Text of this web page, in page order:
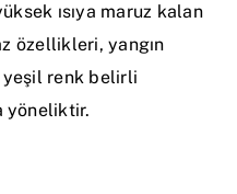
ısıya maruz kalan
özellikleri, yangın
renk belirli
yöneliktir.